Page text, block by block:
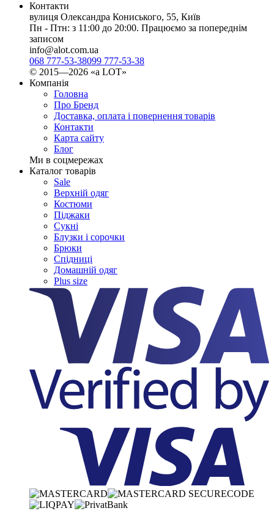
Контакти
вулиця Олександра Кониського, 55, Київ
Пн - Птн: з 11:00 до 20:00. Працюємо за попереднім
записом
info@alot.com.ua
068 777-53-38099 777-53-38
© 2015—2026 «а LOT»
Компанія
Головна
Про Бренд
Доставка, оплата і повернення товарів
Контакти
Карта сайту
Блог
Ми в соцмережах
Каталог товарів
Sale
Верхній одяг
Костюми
Піджаки
Сукні
Блузки і сорочки
Брюки
Спідниці
Домашній одяг
Plus size